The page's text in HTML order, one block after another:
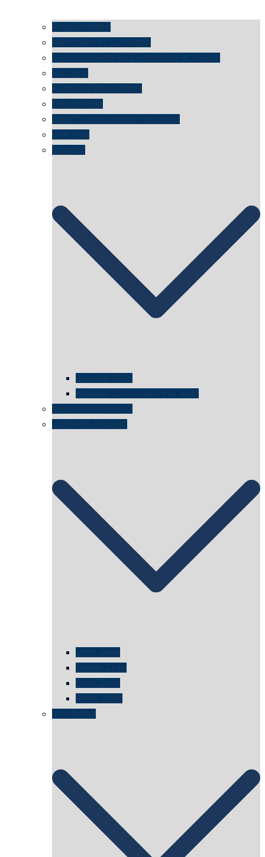
Angekommen
Menschen in Schildgen
Menschenkette für Demokratie & Vielfalt
konzerte
Karneval Monochrom
Baumgefühl
mein Chargesheimer reloaded
time shift
Istanbul
istanbul 1995
Istanbul 2015 in der IHK Köln
schwimmt Neptun?
„schnelle Antwort“
erste Zelle
zweite Zelle
dritte Zelle
vierte Zelle
architektur